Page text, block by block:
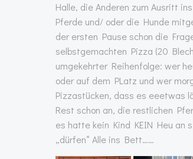
Halle, die Anderen zum Ausritt
Pferde und/ oder die Hunde
der ersten Pause schon die
selbstgemachten Pizza (20
umgekehrter Reihenfolge: wer
oder auf dem PLatz und wer
Pizzastücken, dass es eeetwas
Rest schon an, die restlichen
es hatte kein Kind KEIN Heu an
„dürfen“ Alle ins Bett……